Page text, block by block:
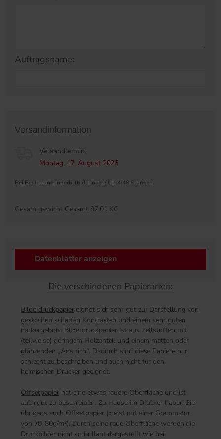
Auftragsname:
Versandinformation
Versandtermin:
Montag, 17. August 2026
Bei Bestellung innerhalb der nächsten 4:48 Stunden.
Gesamtgewicht Gesamt 87.01 KG
Datenblätter anzeigen
Die verschiedenen Papierarten:
Bilderdruckpapier eignet sich sehr gut zur Darstellung von
gestochen scharfen Kontrasten und einem sehr guten
Farbergebnis. Bilderdruckpapier ist aus Zellstoffen mit
(teilweise) geringem Holzanteil und einem matten oder
glänzenden „Anstrich“. Dadurch sind diese Papiere nur
schlecht zu beschreiben und auch nicht für den
heimischen Drucker geeignet.
Offsetpapier hat eine etwas rauere Oberfläche und ist
auch gut zu beschreiben. Zu Hause im Drucker haben Sie
übrigens auch Offsetpapier (meist mit einer Grammatur
von 70-80g/m²). Durch seine raue Oberfläche werden die
Druckbilder nicht so brillant dargestellt wie bei